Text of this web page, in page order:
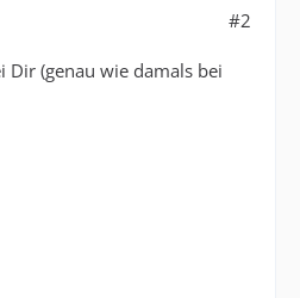
#2
(genau wie damals bei